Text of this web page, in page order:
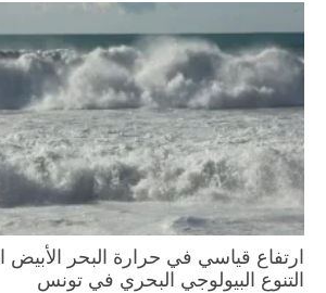
ارتفاع قياسي في حرارة البحر الأبيض
التنوع البيولوجي البحري في تونس